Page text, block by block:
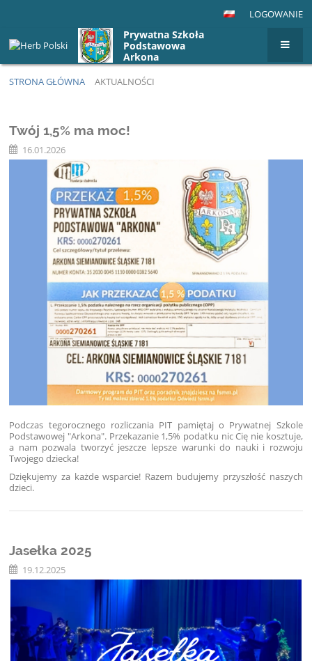
LOGOWANIE
Prywatna Szkoła
Podstawowa
Arkona
STRONA GŁÓWNA AKTUALNOŚCI
Twój 1,5% ma moc!
16.01.2026
Podczas tegorocznego rozliczania PIT pamiętaj o Prywatnej Szkole
Podstawowej "Arkona". Przekazanie 1,5% podatku nic Cię nie kosztuje,
a nam pozwala tworzyć jeszcze lepsze warunki do nauki i rozwoju
Twojego dziecka!
Dziękujemy za każde wsparcie! Razem budujemy przyszłość naszych
dzieci.
Jasełka 2025
19.12.2025